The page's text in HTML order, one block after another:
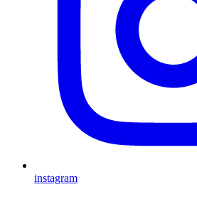
instagram